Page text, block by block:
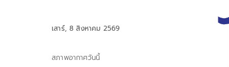
เสาร์, 8 สิงหาคม 2569
สภาพอากาศวันนี้